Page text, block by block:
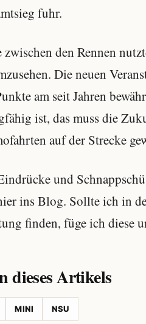
fuhr.
zwischen den Rennen
Die neuen
am seit Jahren
ist, das muss die
auf der Strecke
und
ins Blog. Sollte ich in
finden, füge ich diese
dieses Artikels
MINI NSU